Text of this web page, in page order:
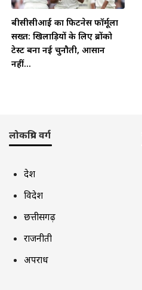
बीसीसीआई का फिटनेस फॉर्मूला
सख्त: खिलाड़ियों के लिए ब्रोंको
टेस्ट बना नई चुनौती, आसान
नहीं...
लोकप्रिय वर्ग
देश
विदेश
छत्तीसगढ़
राजनीती
अपराध